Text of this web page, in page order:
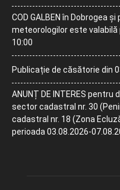
COD GALBEN în Dobrogea
meteorologilor este valabilă
10:00
Publicație de căsătorie din
ANUNȚ DE INTERES
sector cadastral nr. 30
cadastral nr. 18 (Zona
perioada 03.08.2026-